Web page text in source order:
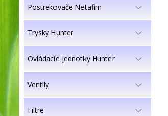
Postrekovače Netafim
Trysky Hunter
Ovládacie jednotky Hunter
Ventily
Filtre